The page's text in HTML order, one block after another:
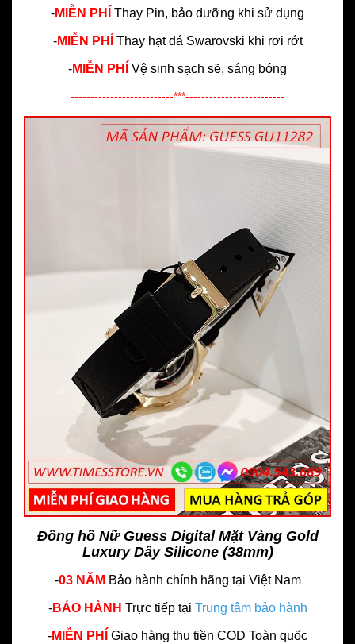
-MIỄN PHÍ Thay Pin, bảo dưỡng khi sử dụng
-MIỄN PHÍ Thay hạt đá Swarovski khi rơi rớt
-MIỄN PHÍ Vệ sinh sạch sẽ, sáng bóng
--------------------------***-------------------------
Đồng hồ Nữ Guess Digital Mặt Vàng Gold
Luxury Dây Silicone (38mm)
-03 NĂM Bảo hành chính hãng tại Việt Nam
-BẢO HÀNH Trực tiếp tại Trung tâm bảo hành
-MIỄN PHÍ Giao hàng thu tiền COD Toàn quốc